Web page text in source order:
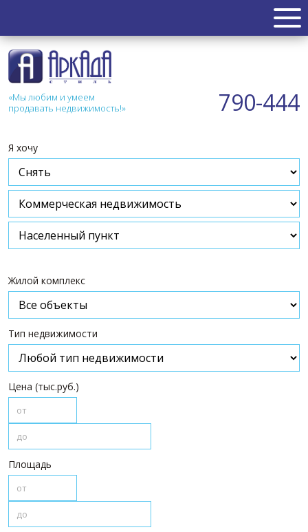
«Мы любим и умеем
продавать недвижимость!»
790-444
НЕДВИЖИМОСТЬ
Таунхаус
Коммерческая
Земля
Дом
СТАТЬИ
ПАРТНЕРЫ
О НАС
КОНТАКТЫ
Я хочу
Жилой комплекс
Тип недвижимости
Цена (тыс.руб.)
Площадь